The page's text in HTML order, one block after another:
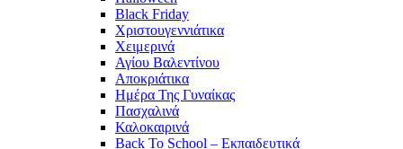
Black Friday
Χριστουγεννιάτικα
Χειμερινά
Αγίου Βαλεντίνου
Αποκριάτικα
Ημέρα Της Γυναίκας
Πασχαλινά
Καλοκαιρινά
Back To School – Εκπαιδευτικά